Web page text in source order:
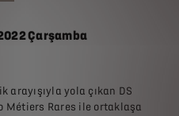
Çarşamba
arayışıyla yola çıkan DS
Métiers Rares ile ortaklaşa